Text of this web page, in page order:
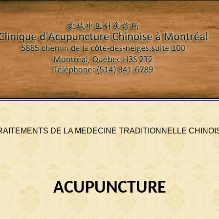
DE LA MEDECINE TRADITIONNELLE
ACUPUNCTURE